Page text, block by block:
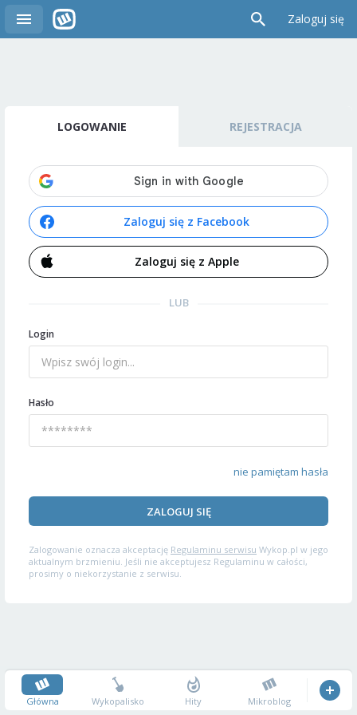
Zaloguj się
LOGOWANIE REJESTRACJA
Zaloguj się z Facebook
Zaloguj się z Apple
LUB
Login
Hasło
nie pamiętam hasła
ZALOGUJ SIĘ
Zalogowanie oznacza akceptację Regulaminu serwisu Wykop.pl w jego
aktualnym brzmieniu. Jeśli nie akceptujesz Regulaminu w całości,
prosimy o niekorzystanie z serwisu.
Główna Wykopalisko Hity Mikroblog